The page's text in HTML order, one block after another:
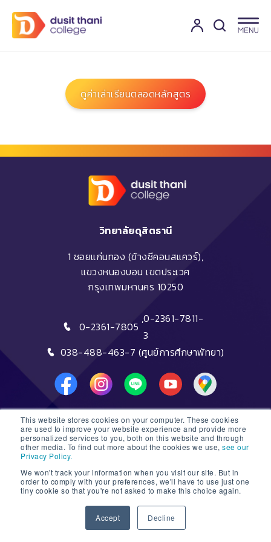
This website stores cookies on your computer. These cookies
are used to improve your website experience and provide more
personalized services to you, both on this website and through
other media. To find out more about the cookies we use, see our
Privacy Policy.
We won't track your information when you visit our site. But in
order to comply with your preferences, we'll have to use just one
tiny cookie so that you're not asked to make this choice again.
Accept Decline
ดูค่าเล่าเรียนตลอดหลักสูตร
วิทยาลัยดุสิตธานี
1 ซอยแก่นทอง (ข้างซีคอนสแควร์),
แขวงหนองบอน เขตประเวศ
กรุงเทพมหานคร 10250
0-2361-7805
,0-2361-7811-
3
038-488-463-7 (ศูนย์การศึกษาพัทยา)
DTC HOTLINE
FAQs
ติดต่อฝ่ายรับสมัครหลักสูตรระยะสั้น
ติดต่อฝ่ายรับสมัครหลักสูตรปริญญา
© 2026 Dusit Thani College |